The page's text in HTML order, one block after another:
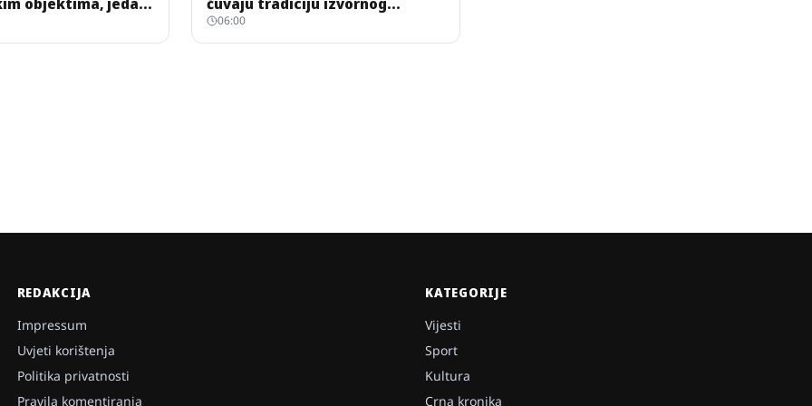
pićem
slavonskog pjevanja
06:00
REDAKCIJA
Impressum
Uvjeti korištenja
Politika privatnosti
Pravila komentiranja
KATEGORIJE
Vijesti
Sport
Kultura
Crna kronika